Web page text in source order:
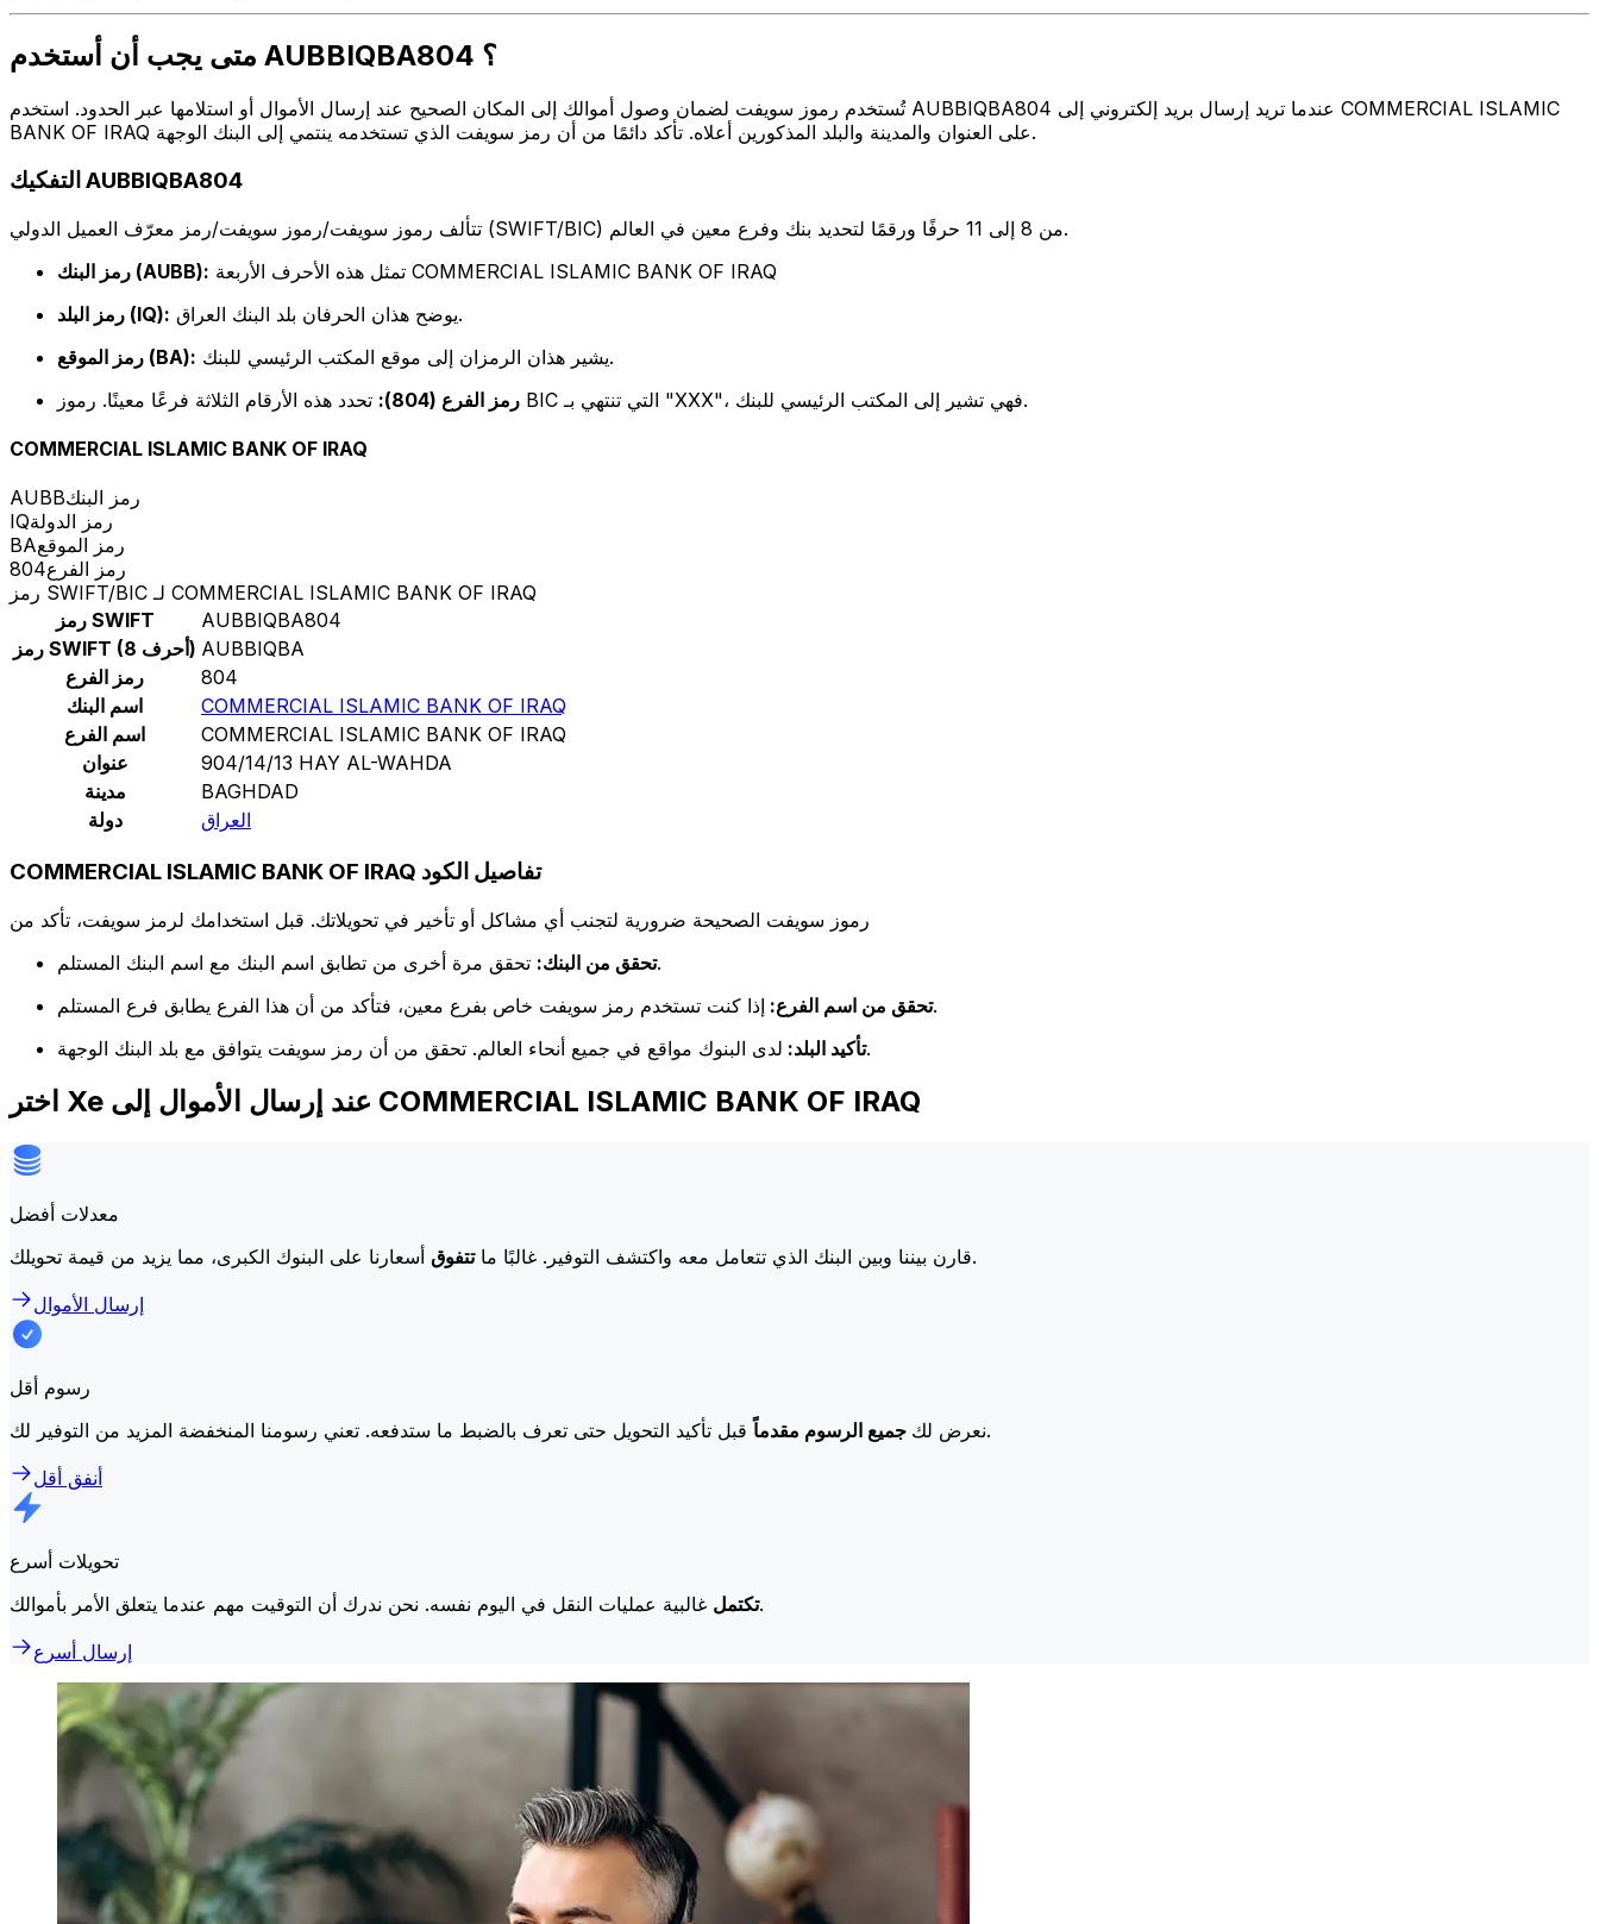
متى يجب أن أستخدم AUBBIQBA804 ؟
تُستخدم رموز سويفت لضمان وصول أموالك إلى المكان الصحيح عند إرسال الأموال أو استلامها عبر الحدود. استخدم AUBBIQBA804 عندما تريد إرسال بريد إلكتروني إلى COMMERCIAL ISLAMIC
BANK OF IRAQ على العنوان والمدينة والبلد المذكورين أعلاه. تأكد دائمًا من أن رمز سويفت الذي تستخدمه ينتمي إلى البنك الوجهة.
التفكيك AUBBIQBA804
تتألف رموز سويفت/رموز سويفت/رمز معرّف العميل الدولي (SWIFT/BIC) من 8 إلى 11 حرفًا ورقمًا لتحديد بنك وفرع معين في العالم.
رمز البنك (AUBB):
تمثل هذه الأحرف الأربعة COMMERCIAL ISLAMIC BANK OF IRAQ
رمز البلد (IQ):
يوضح هذان الحرفان بلد البنك العراق.
رمز الموقع (BA):
يشير هذان الرمزان إلى موقع المكتب الرئيسي للبنك.
رمز الفرع (804):
تحدد هذه الأرقام الثلاثة فرعًا معينًا. رموز BIC التي تنتهي بـ "XXX"، فهي تشير إلى المكتب الرئيسي للبنك.
COMMERCIAL ISLAMIC BANK OF IRAQ
AUBBرمز البنك
IQرمز الدولة
BAرمز الموقع
804رمز الفرع
رمز SWIFT/BIC لـ COMMERCIAL ISLAMIC BANK OF IRAQ
رمز SWIFT
AUBBIQBA804
رمز SWIFT (8 أحرف) AUBBIQBA
رمز الفرع
804
اسم البنك
COMMERCIAL ISLAMIC BANK OF IRAQ
اسم الفرع
COMMERCIAL ISLAMIC BANK OF IRAQ
عنوان
904/14/13 HAY AL-WAHDA
مدينة
BAGHDAD
دولة
العراق
COMMERCIAL ISLAMIC BANK OF IRAQ تفاصيل الكود
رموز سويفت الصحيحة ضرورية لتجنب أي مشاكل أو تأخير في تحويلاتك. قبل استخدامك لرمز سويفت، تأكد من
تحقق من البنك:تحقق مرة أخرى من تطابق اسم البنك مع اسم البنك المستلم.
تحقق من اسم الفرع:إذا كنت تستخدم رمز سويفت خاص بفرع معين، فتأكد من أن هذا الفرع يطابق فرع المستلم.
تأكيد البلد:لدى البنوك مواقع في جميع أنحاء العالم. تحقق من أن رمز سويفت يتوافق مع بلد البنك الوجهة.
اختر Xe عند إرسال الأموال إلى COMMERCIAL ISLAMIC BANK OF IRAQ
معدلات أفضل
قارن بيننا وبين البنك الذي تتعامل معه واكتشف التوفير. غالبًا ماتتفوق
أسعارنا على البنوك الكبرى، مما يزيد من قيمة تحويلك.
إرسال الأموال
رسوم أقل
نعرض لك جميع الرسوم مقدماً
قبل تأكيد التحويل حتى تعرف بالضبط ما ستدفعه. تعني رسومنا المنخفضة المزيد من التوفير لك.
أنفق أقل
تحويلات أسرع
تكتملغالبية عمليات النقل في اليوم نفسه. نحن ندرك أن التوقيت مهم عندما يتعلق الأمر بأموالك.
إرسال أسرع